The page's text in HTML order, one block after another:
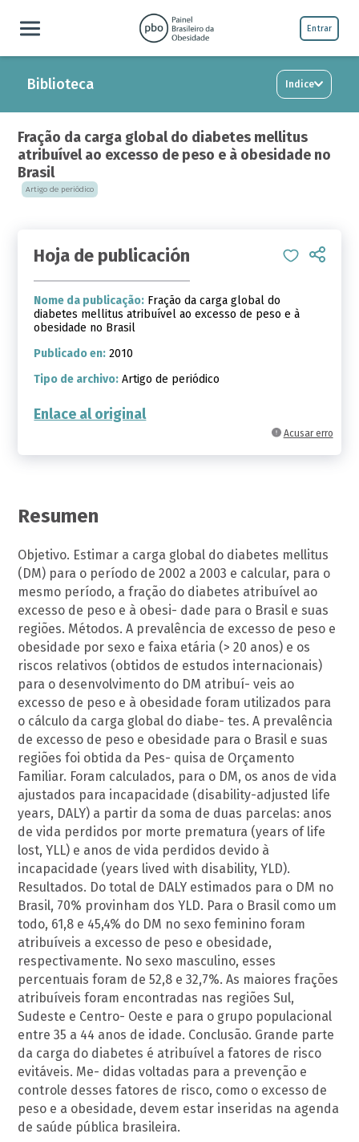
Entrar
Biblioteca Indice
Fração da carga global do diabetes mellitus
atribuível ao excesso de peso e à obesidade no
Brasil
Artigo de periódico
Acusar erro
Hoja de publicación
Nome da publicação: Fração da carga global do
diabetes mellitus atribuível ao excesso de peso e à
obesidade no Brasil
Publicado en: 2010
Tipo de archivo: Artigo de periódico
Enlace al original
Resumen
Objetivo. Estimar a carga global do diabetes mellitus
(DM) para o período de 2002 a 2003 e calcular, para o
mesmo período, a fração do diabetes atribuível ao
excesso de peso e à obesi- dade para o Brasil e suas
regiões. Métodos. A prevalência de excesso de peso e
obesidade por sexo e faixa etária (> 20 anos) e os
riscos relativos (obtidos de estudos internacionais)
para o desenvolvimento do DM atribuí- veis ao
excesso de peso e à obesidade foram utilizados para
o cálculo da carga global do diabe- tes. A prevalência
de excesso de peso e obesidade para o Brasil e suas
regiões foi obtida da Pes- quisa de Orçamento
Familiar. Foram calculados, para o DM, os anos de vida
ajustados para incapacidade (disability-adjusted life
years, DALY) a partir da soma de duas parcelas: anos
de vida perdidos por morte prematura (years of life
lost, YLL) e anos de vida perdidos devido à
incapacidade (years lived with disability, YLD).
Resultados. Do total de DALY estimados para o DM no
Brasil, 70% provinham dos YLD. Para o Brasil como um
todo, 61,8 e 45,4% do DM no sexo feminino foram
atribuíveis a excesso de peso e obesidade,
respectivamente. No sexo masculino, esses
percentuais foram de 52,8 e 32,7%. As maiores frações
atribuíveis foram encontradas nas regiões Sul,
Sudeste e Centro- Oeste e para o grupo populacional
entre 35 a 44 anos de idade. Conclusão. Grande parte
da carga do diabetes é atribuível a fatores de risco
evitáveis. Me- didas voltadas para a prevenção e
controle desses fatores de risco, como o excesso de
peso e a obesidade, devem estar inseridas na agenda
de saúde pública brasileira.